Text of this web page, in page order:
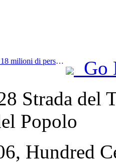
Prev:Si prevede che più di 18 milioni di persone entreranno e usciranno dal Paese durante i 9 giorni di festività della Festa di Primavera.
Go
Strada del
Popolo
Hundred